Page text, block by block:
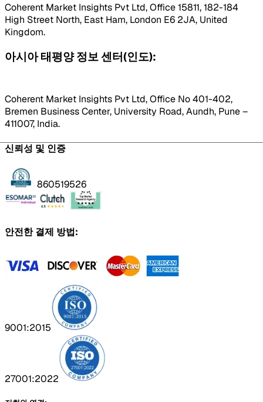
Coherent Market Insights Pvt Ltd, Office 15811, 182-184
High Street North, East Ham, London E6 2JA, United
Kingdom.
아시아 태평양 정보 센터(인도):
Coherent Market Insights Pvt Ltd, Office No 401-402,
Bremen Business Center, University Road, Aundh, Pune –
411007, India.
신뢰성 및 인증
860519526
안전한 결제 방법:
9001:2015
27001:2022